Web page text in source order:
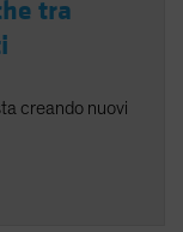
tra
creando nuovi